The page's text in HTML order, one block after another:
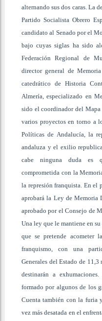
alternando sus dos caras. La
Partido Socialista Obrero
candidato al Senado por el
bajo cuyas siglas ha sido
Federación Regional de
director general de
catedrático de Historia
Almería, especializado en
sido el coordinador del Mapa
varios proyectos en torno a
Políticas de Andalucía, la
andaluza y el exilio
cabe ninguna duda es
comprometida con la
la represión franquista. En el
aprobará la Ley de Memoria
aprobado por el Consejo de
Una ley que le mantiene en
que se pretende acometer
franquismo, con una
Generales del Estado de
destinarán a
formado por algunos de los
Cuenta también con la furia
vez más desatada en el